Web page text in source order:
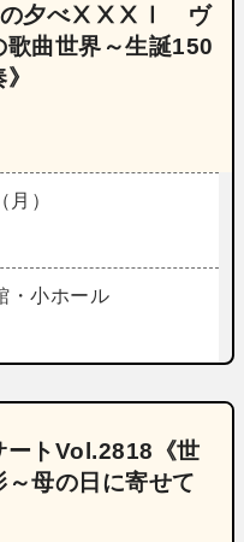
の夕べⅩⅩⅩⅠ ヴ
歌曲世界～生誕150
）
・小ホール
ートVol.2818《世
母の日に寄せて